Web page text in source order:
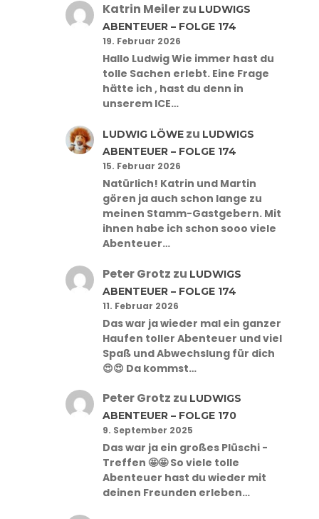
Katrin Meilerzu LUDWIGS
ABENTEUER – FOLGE 174
19. Februar 2026
Hallo Ludwig Wie immer hast du
tolle Sachen erlebt. Eine Frage
hätte ich , hast du denn in
unserem ICE…
LUDWIG LÖWEzu LUDWIGS
ABENTEUER – FOLGE 174
15. Februar 2026
Natürlich! Katrin und Martin
gören ja auch schon lange zu
meinen Stamm-Gastgebern. Mit
ihnen habe ich schon sooo viele
Abenteuer…
Peter Grotz zu LUDWIGS
ABENTEUER – FOLGE 174
11. Februar 2026
Das war ja wieder mal ein ganzer
Haufen toller Abenteuer und viel
Spaß und Abwechslung für dich
😍😍 Da kommst…
Peter Grotz zu LUDWIGS
ABENTEUER – FOLGE 170
9. September 2025
Das war ja ein großes Plüschi -
Treffen 🤩🤩 So viele tolle
Abenteuer hast du wieder mit
deinen Freunden erleben…